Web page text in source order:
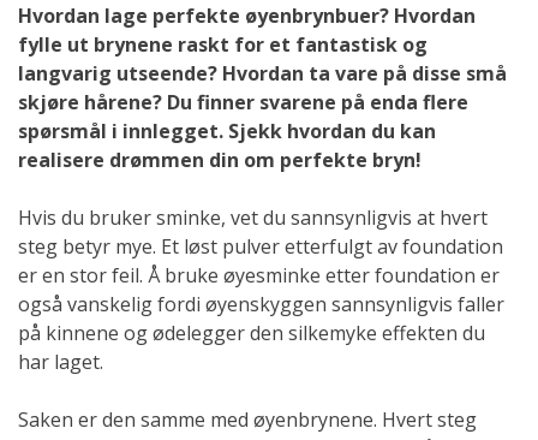
Hvordan lage perfekte øyenbrynbuer? Hvordan
fylle ut brynene raskt for et fantastisk og
langvarig utseende? Hvordan ta vare på disse små
skjøre hårene? Du finner svarene på enda flere
spørsmål i innlegget. Sjekk hvordan du kan
realisere drømmen din om perfekte bryn!
Hvis du bruker sminke, vet du sannsynligvis at hvert
steg betyr mye. Et løst pulver etterfulgt av foundation
er en stor feil. Å bruke øyesminke etter foundation er
også vanskelig fordi øyenskyggen sannsynligvis faller
på kinnene og ødelegger den silkemyke effekten du
har laget.
Saken er den samme med øyenbrynene. Hvert steg